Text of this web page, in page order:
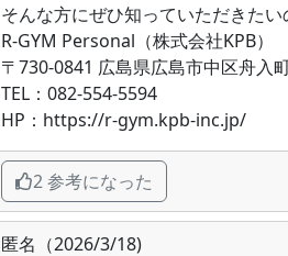
そんな方にぜひ知っていただきた
R-GYM Personal（株式会社KPB）
〒730-0841 広島県広島市中区舟入
TEL：082-554-5594
HP：https://r-gym.kpb-inc.jp/
2 参考になった
匿名（2026/3/18)